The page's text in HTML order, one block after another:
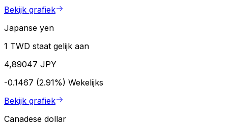
Bekijk grafiek
Japanse yen
1 TWD staat gelijk aan
4,89047 JPY
-0.1467 (2.91%) Wekelijks
Bekijk grafiek
Canadese dollar